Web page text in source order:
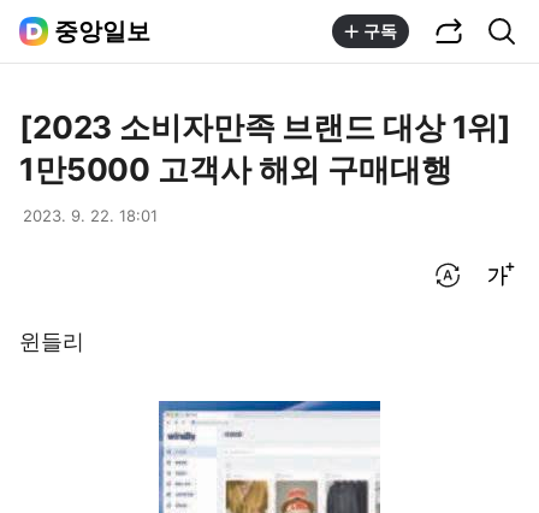
중앙일보 구독
[2023 소비자만족 브랜드 대상 1위]
1만5000 고객사 해외 구매대행
2023. 9. 22. 18:01
윈들리